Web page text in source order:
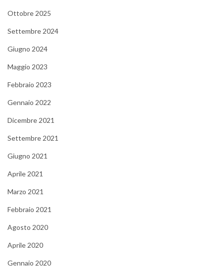
Ottobre 2025
Settembre 2024
Giugno 2024
Maggio 2023
Febbraio 2023
Gennaio 2022
Dicembre 2021
Settembre 2021
Giugno 2021
Aprile 2021
Marzo 2021
Febbraio 2021
Agosto 2020
Aprile 2020
Gennaio 2020